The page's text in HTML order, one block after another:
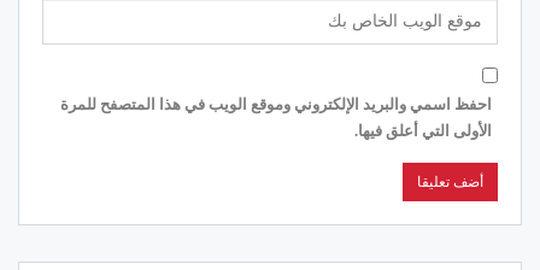
احفظ اسمي والبريد الإلكتروني وموقع الويب في هذا المتصفح للمرة
الأولى التي أعلق فيها.